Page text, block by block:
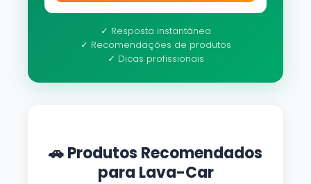
✓ Resposta instantânea
✓ Recomendações de produtos
✓ Dicas profissionais
🚗 Produtos Recomendados
para Lava-Car